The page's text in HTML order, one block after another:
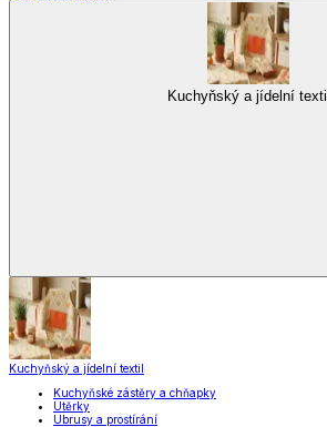
Kuchyňský a jídelní textil
Kuchyňský a jídelní textil
Kuchyňské zástěry a chňapky
Utěrky
Ubrusy a prostírání